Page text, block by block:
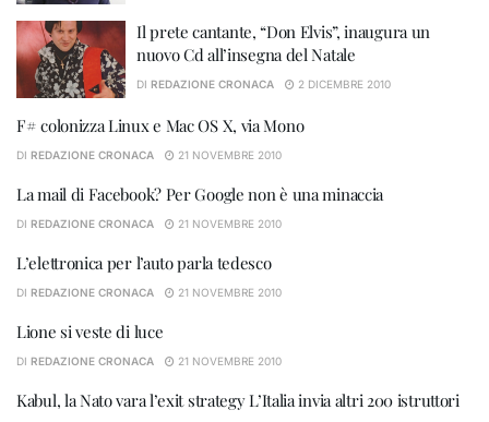
Il prete cantante, “Don Elvis”, inaugura un
nuovo Cd all’insegna del Natale
DI REDAZIONE CRONACA 2 DICEMBRE 2010
F# colonizza Linux e Mac OS X, via Mono
DI REDAZIONE CRONACA 21 NOVEMBRE 2010
La mail di Facebook? Per Google non è una minaccia
DI REDAZIONE CRONACA 21 NOVEMBRE 2010
L’elettronica per l’auto parla tedesco
DI REDAZIONE CRONACA 21 NOVEMBRE 2010
Lione si veste di luce
DI REDAZIONE CRONACA 21 NOVEMBRE 2010
Kabul, la Nato vara l’exit strategy L’Italia invia altri 200 istruttori